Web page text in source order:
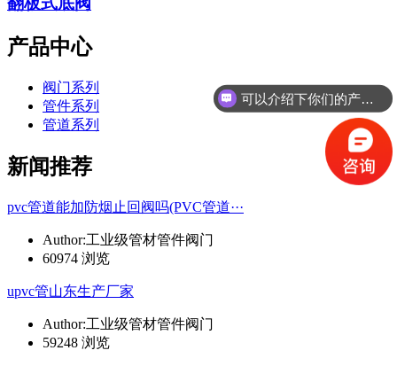
产品中心
阀门系列
管件系列
管道系列
新闻推荐
pvc管道能加防烟止回阀吗(PVC管道···
Author:工业级管材管件阀门
60974 浏览
upvc管山东生产厂家
Author:工业级管材管件阀门
59248 浏览
可以介绍下你们的产品么